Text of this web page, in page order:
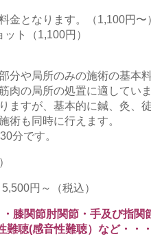
となります。（1,100円〜
ト（1,100円）
分や局所のみの施術の基本
肉の局所の処置に適していま
ますが、基本的に鍼、灸、
術も同時に行えます。
分です。
円～（税込）
・膝関節肘関節・手及び指
難聴(感音性難聴）など・・・